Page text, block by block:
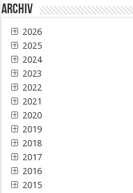
Archiv
2026
2025
2024
2023
2022
2021
2020
2019
2018
2017
2016
2015